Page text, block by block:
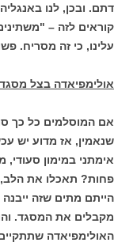
דתם. ובכן, לנו
קוראים לזה –
עלינו, כי זה מסריח.
אולימפיאדה בצל מסגד
אם המוסלמים כל כך
שנאמין, אז מדוע יש
אימתני במימון
פחות? תאכלו את הלב,
הייתם מתים שזה
מקבלים את המסגד.